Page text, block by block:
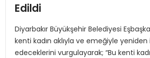
YEREL HABERLER
Edildi
Diyarbakır Büyükşehir Belediyesi
kenti kadın aklıyla ve emeğiyle yeniden
edeceklerini vurgulayarak; “Bu kenti